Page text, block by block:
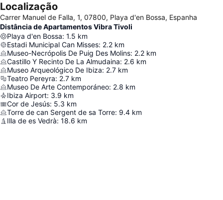
Localização
Carrer Manuel de Falla, 1, 07800, Playa d'en Bossa, Espanha
Distância de Apartamentos Vibra Tivoli
Playa d'en Bossa: 1.5 km
Estadi Municipal Can Misses: 2.2 km
Museo-Necrópolis De Puig Des Molins: 2.2 km
Castillo Y Recinto De La Almudaina: 2.6 km
Museo Arqueológico De Ibiza: 2.7 km
Teatro Pereyra: 2.7 km
Museo De Arte Contemporáneo: 2.8 km
Ibiza Airport: 3.9 km
Cor de Jesús: 5.3 km
Torre de can Sergent de sa Torre: 9.4 km
Illa de es Vedrà: 18.6 km